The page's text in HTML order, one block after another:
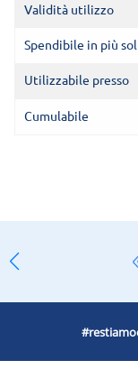
Validità utilizzo
Spendibile in più
Utilizzabile presso
Cumulabile